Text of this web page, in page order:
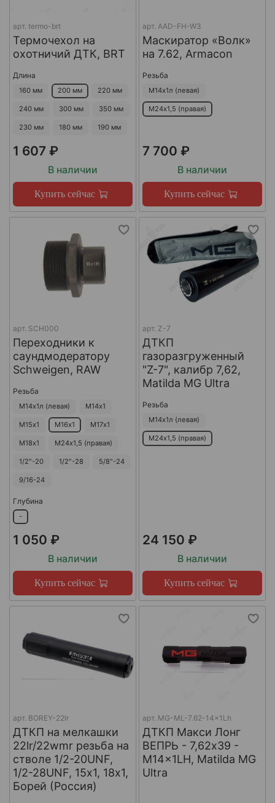
арт. termo-brt
Термочехол на
охотничий ДТК, BRT
Длина
160 мм 200 мм 220 мм
240 мм 300 мм 350 мм
230 мм 180 мм 190 мм
1 607 ₽
В наличии
Купить сейчас
арт. AAD-FH-W3
Маскиратор «Волк»
на 7.62, Armacon
Резьба
М14х1л (левая)
М24х1,5 (правая)
7 700 ₽
В наличии
Купить сейчас
арт. SCH000
Переходники к
саундмодератору
Schweigen, RAW
Резьба
М14х1л (левая) М14х1
М15х1 М16х1 М17х1
М18х1 М24х1,5 (правая)
1/2"-20 1/2"-28 5/8"-24
9/16-24
Глубина
-
1 050 ₽
В наличии
Купить сейчас
арт. Z-7
ДТКП
газоразгруженный
"Z-7", калибр 7,62,
Matilda MG Ultra
Резьба
М14х1л (левая)
М24х1,5 (правая)
24 150 ₽
В наличии
Купить сейчас
арт. BOREY-22lr
ДТКП на мелкашки
22lr/22wmr резьба на
стволе 1/2-20UNF,
1/2-28UNF, 15х1, 18х1,
Борей (Россия)
арт. MG-ML-7.62-14x1Lh
ДТКП Макси Лонг
ВЕПРЬ - 7,62x39 -
M14x1LH, Matilda MG
Ultra